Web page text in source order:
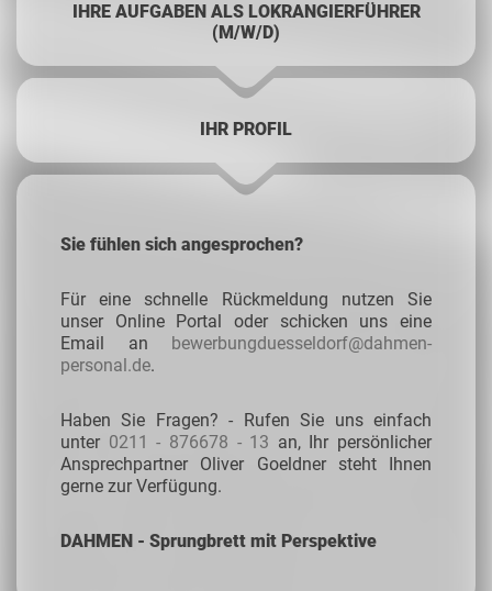
IHRE AUFGABEN ALS LOKRANGIERFÜHRER
(M/W/D)
IHR PROFIL
Sie fühlen sich angesprochen?
Für eine schnelle Rückmeldung nutzen Sie
unser Online Portal oder schicken uns eine
Email an bewerbungduesseldorf@dahmen-
personal.de.
Haben Sie Fragen? - Rufen Sie uns einfach
unter 0211 - 876678 - 13 an, Ihr persönlicher
Ansprechpartner Oliver Goeldner steht Ihnen
gerne zur Verfügung.
DAHMEN - Sprungbrett mit Perspektive